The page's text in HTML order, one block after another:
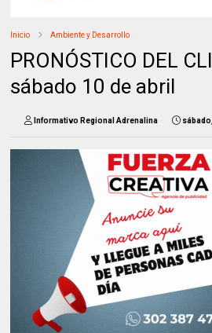
Inicio Ambiente y Desarrollo
PRONÓSTICO DEL
sábado 10 de abril
Informativo Regional Adrenalina